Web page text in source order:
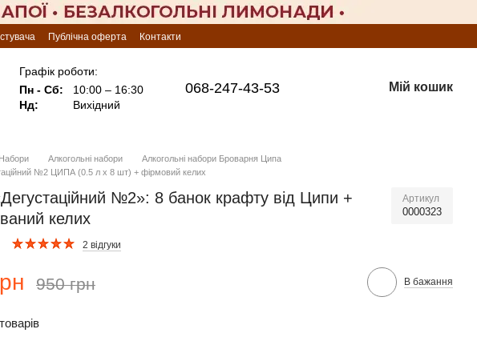
Публічна оферта Контакти
Графік роботи:
Пн - Сб:
10:00 – 16:30
Нд:
Вихідний
068-247-43-53 Мій кошик
Набори Алкогольні набори
Алкогольні набори Броварня Ципа
№2 ЦИПА (0.5 л х 8 шт) + фірмовий келих
№2»: 8 банок крафту від Ципи +
келих
Артикул
0000323
2 відгуки
950 грн В бажання